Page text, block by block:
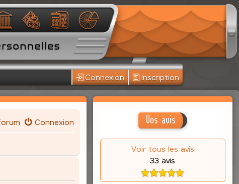
Connexion Inscription
Connexion Vos avis
Voir tous les avis
33 avis